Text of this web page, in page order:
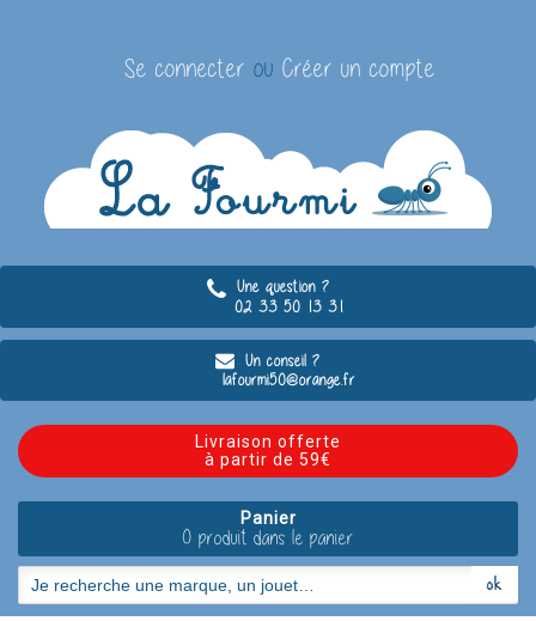
Se connecter ou Créer un compte
Une question ?
02 33 50 13 31
Un conseil ?
lafourmi50@orange.fr
Livraison offerte
à partir de 59€
Panier
0 produit dans le panier